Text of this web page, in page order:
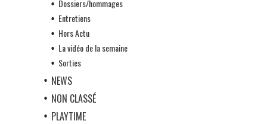
Dossiers/hommages
Entretiens
Hors Actu
La vidéo de la semaine
Sorties
NEWS
NON CLASSÉ
PLAYTIME